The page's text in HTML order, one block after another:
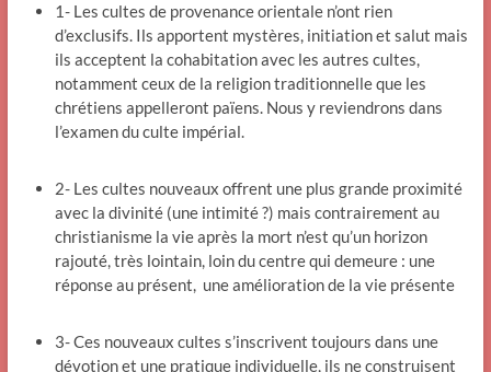
1- Les cultes de provenance orientale n’ont rien
d’exclusifs. Ils apportent mystères, initiation et salut mais
ils acceptent la cohabitation avec les autres cultes,
notamment ceux de la religion traditionnelle que les
chrétiens appelleront païens. Nous y reviendrons dans
l’examen du culte impérial.
2- Les cultes nouveaux offrent une plus grande proximité
avec la divinité (une intimité ?) mais contrairement au
christianisme la vie après la mort n’est qu’un horizon
rajouté, très lointain, loin du centre qui demeure : une
réponse au présent, une amélioration de la vie présente
3- Ces nouveaux cultes s’inscrivent toujours dans une
dévotion et une pratique individuelle, ils ne construisent